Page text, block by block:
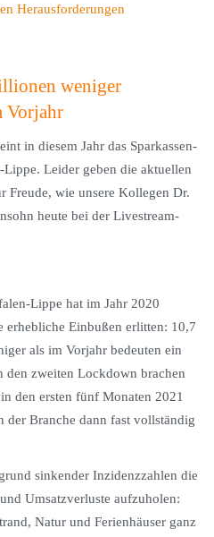
weniger
Vorjahr
in diesem Jahr das Sparkassen-
Lippe. Leider geben die aktuellen
Freude, wie unsere Kollegen Dr.
heute bei der Livestream-
Lippe hat im Jahr 2020
erhebliche Einbußen erlitten: 10,7
als im Vorjahr bedeuten ein
zweiten Lockdown brachen
den ersten fünf Monaten 2021
der Branche dann fast vollständig
sinkender Inzidenzzahlen die
Umsatzverluste aufzuholen:
Natur und Ferienhäuser ganz